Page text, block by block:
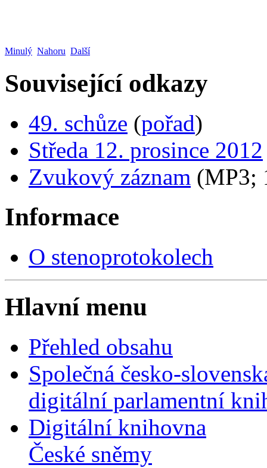
Minulý Nahoru Další
Související odkazy
49. schůze (pořad)
Středa 12. prosince 2012
Zvukový záznam (MP3;
Informace
O stenoprotokolech
Hlavní menu
Přehled obsahu
Společná česko-
digitální parlamentní
Digitální knihovna
České sněmy